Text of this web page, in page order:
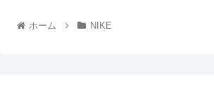
ホーム NIKE